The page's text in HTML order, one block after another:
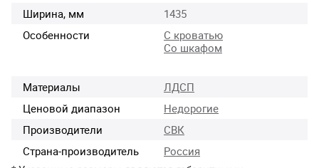
Ширина, мм
1435
Особенности
С кроватью
Со шкафом
Материалы
ЛДСП
Ценовой диапазон
Недорогие
Производители
СВК
Страна-производитель
Россия